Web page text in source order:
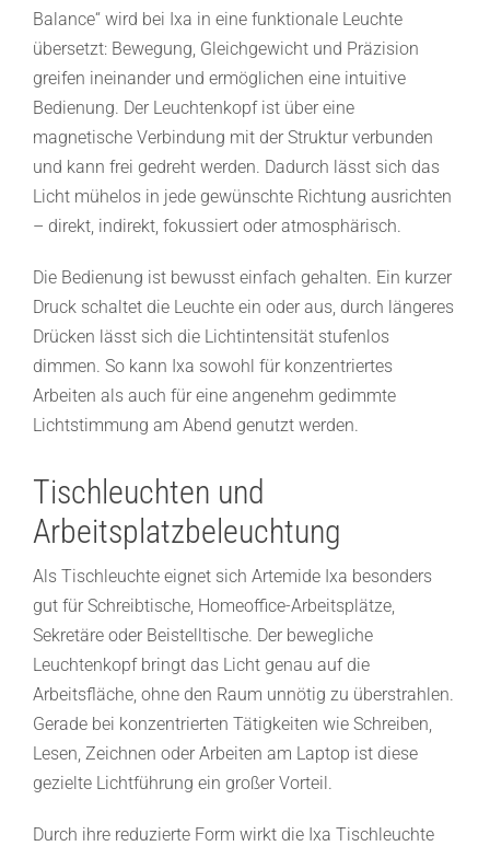
Balance“ wird bei Ixa in eine funktionale Leuchte
übersetzt: Bewegung, Gleichgewicht und Präzision
greifen ineinander und ermöglichen eine intuitive
Bedienung. Der Leuchtenkopf ist über eine
magnetische Verbindung mit der Struktur verbunden
und kann frei gedreht werden. Dadurch lässt sich das
Licht mühelos in jede gewünschte Richtung ausrichten
– direkt, indirekt, fokussiert oder atmosphärisch.
Die Bedienung ist bewusst einfach gehalten. Ein kurzer
Druck schaltet die Leuchte ein oder aus, durch längeres
Drücken lässt sich die Lichtintensität stufenlos
dimmen. So kann Ixa sowohl für konzentriertes
Arbeiten als auch für eine angenehm gedimmte
Lichtstimmung am Abend genutzt werden.
Tischleuchten und
Arbeitsplatzbeleuchtung
Als Tischleuchte eignet sich Artemide Ixa besonders
gut für Schreibtische, Homeoffice-Arbeitsplätze,
Sekretäre oder Beistelltische. Der bewegliche
Leuchtenkopf bringt das Licht genau auf die
Arbeitsfläche, ohne den Raum unnötig zu überstrahlen.
Gerade bei konzentrierten Tätigkeiten wie Schreiben,
Lesen, Zeichnen oder Arbeiten am Laptop ist diese
gezielte Lichtführung ein großer Vorteil.
Durch ihre reduzierte Form wirkt die Ixa Tischleuchte